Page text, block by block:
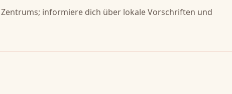
informiere dich über lokale Vorschriften und